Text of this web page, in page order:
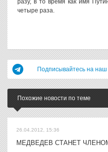
разу, в то время как имя
четыре раза.
Подписывайтесь на наш
Похожие новости по теме
26.04.2012, 15:36
МЕДВЕДЕВ СТАНЕТ